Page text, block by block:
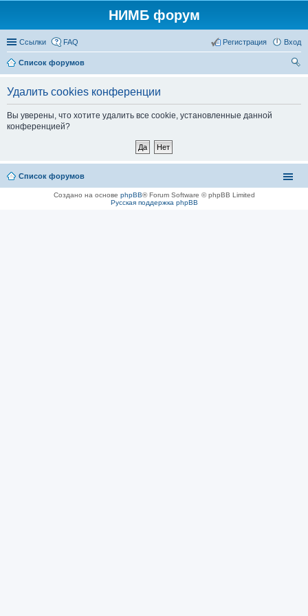
НИМБ форум
Ссылки FAQ Вход
Регистрация
Список форумов
Удалить cookies конференции
Вы уверены, что хотите удалить все cookie, установленные данной
конференцией?
Список форумов
Создано на основе phpBB® Forum Software © phpBB Limited
Русская поддержка phpBB